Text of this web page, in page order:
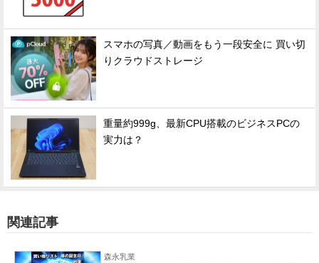
スマホの写真／動画をもう一段安全に 買い切
りクラウドストレージ
重量約999g、最新CPU搭載のビジネスPCの
実力は？
関連記事
森永乳業